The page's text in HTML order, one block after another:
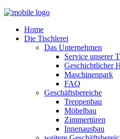
Home
Die Tischlerei
Das Unternehmen
Service unserer
Geschichtlicher
Maschinenpark
FAQ
Geschäftsbereiche
Treppenbau
Möbelbau
Zimmertüren
Innenausbau